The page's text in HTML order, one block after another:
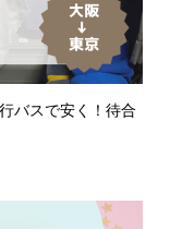
バスで安く！待合